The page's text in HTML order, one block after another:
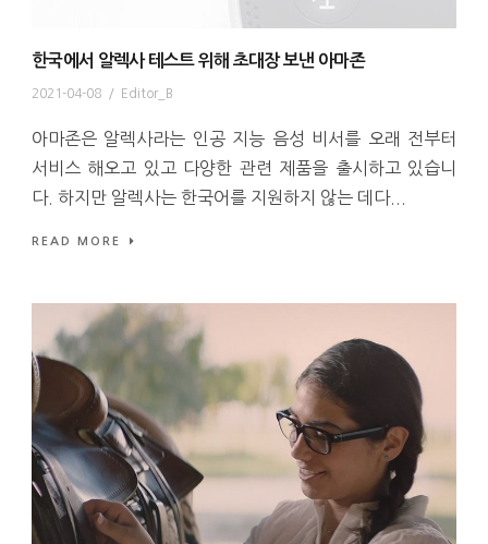
한국에서 알렉사 테스트 위해 초대장 보낸 아마존
2021-04-08 / Editor_B
아마존은 알렉사라는 인공 지능 음성 비서를 오래 전부터
서비스 해오고 있고 다양한 관련 제품을 출시하고 있습니
다. 하지만 알렉사는 한국어를 지원하지 않는 데다...
READ MORE